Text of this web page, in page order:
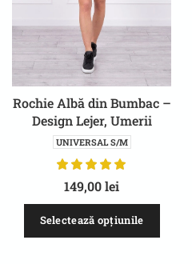
Rochie Albă din Bumbac –
Design Lejer, Umerii
decupați, Orice Sezon
UNIVERSAL S/M
149,00lei
Selectează opțiunile